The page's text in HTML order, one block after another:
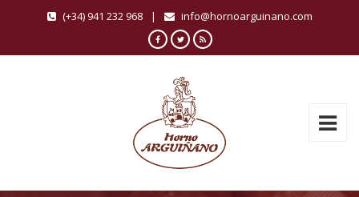
(+34) 941 232 968 | info@hornoarguinano.com